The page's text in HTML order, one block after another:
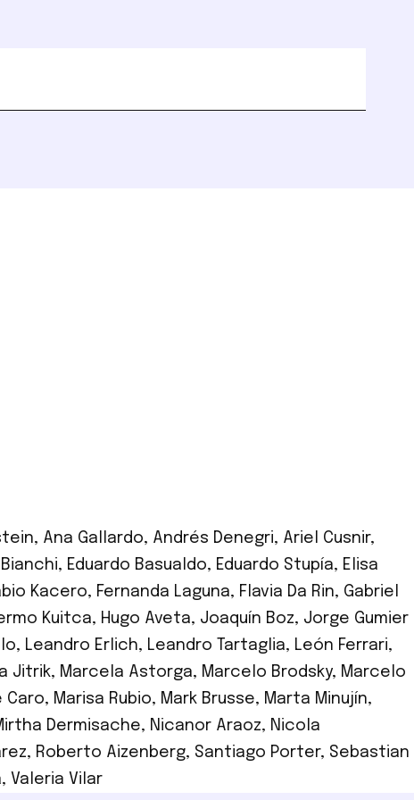
, Ana Gallardo, Andrés Denegri, Ariel Cusnir,
, Eduardo Basualdo, Eduardo Stupía, Elisa
Kacero, Fernanda Laguna, Flavia Da Rin, Gabriel
Kuitca, Hugo Aveta, Joaquín Boz, Jorge Gumier
, Leandro Erlich, Leandro Tartaglia, León Ferrari,
Jitrik, Marcela Astorga, Marcelo Brodsky, Marcelo
Caro, Marisa Rubio, Mark Brusse, Marta Minujín,
Dermisache, Nicanor Araoz, Nicola
, Roberto Aizenberg, Santiago Porter, Sebastian
, Valeria Vilar